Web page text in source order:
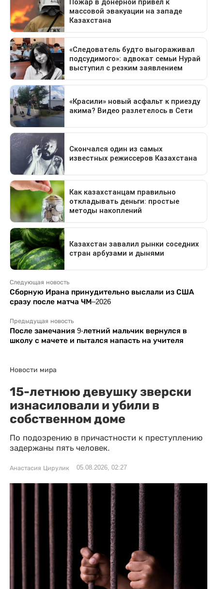
Следующая новость
Сборную Ирана принудительно выслали из США
сразу после матча ЧМ–2026
Предыдущая новость
После замечания 9-летний мальчик вернулся в
школу с мачете и пытался напасть на учителя
Новости мира
15-летнюю девушку зверски
изнасиловали и убили в
собственном доме
По подозрению в причастности к преступлению
задержаны пять человек.
Анастасия Цирулик 05.08.2026, 02:27